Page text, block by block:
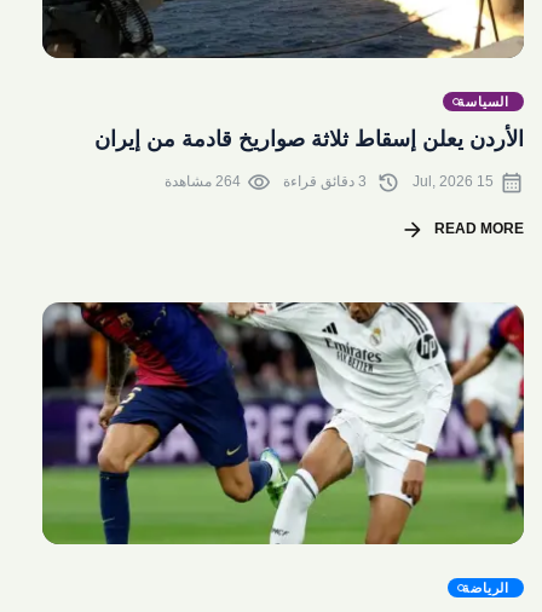
السياسة
الأردن يعلن إسقاط ثلاثة صواريخ قادمة من إيران
calendar_month
15 Jul, 2026
history
visibility 264 مشاهدة
READ MORE
arrow_forward
الرياضة